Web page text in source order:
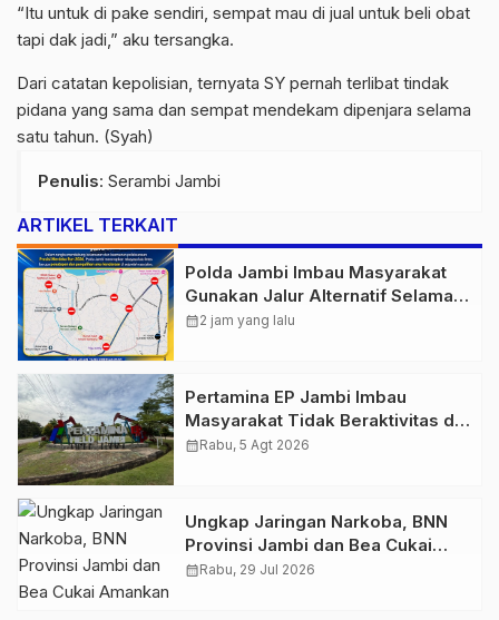
“Itu untuk di pake sendiri, sempat mau di jual untuk beli obat
tapi dak jadi,” aku tersangka.
Dari catatan kepolisian, ternyata SY pernah terlibat tindak
pidana yang sama dan sempat mendekam dipenjara selama
satu tahun. (Syah)
Penulis: Serambi Jambi
ARTIKEL TERKAIT
Polda Jambi Imbau Masyarakat
Gunakan Jalur Alternatif Selama
Pelaksanaan Presisi Merdeka Run
calendar_month2 jam yang lalu
Pertamina EP Jambi Imbau
Masyarakat Tidak Beraktivitas di
Atas Jalur Pipa Migas Demi
calendar_monthRabu, 5 Agt 2026
Ungkap Jaringan Narkoba, BNN
Provinsi Jambi dan Bea Cukai
Amankan Sembilan Pelaku
calendar_monthRabu, 29 Jul 2026